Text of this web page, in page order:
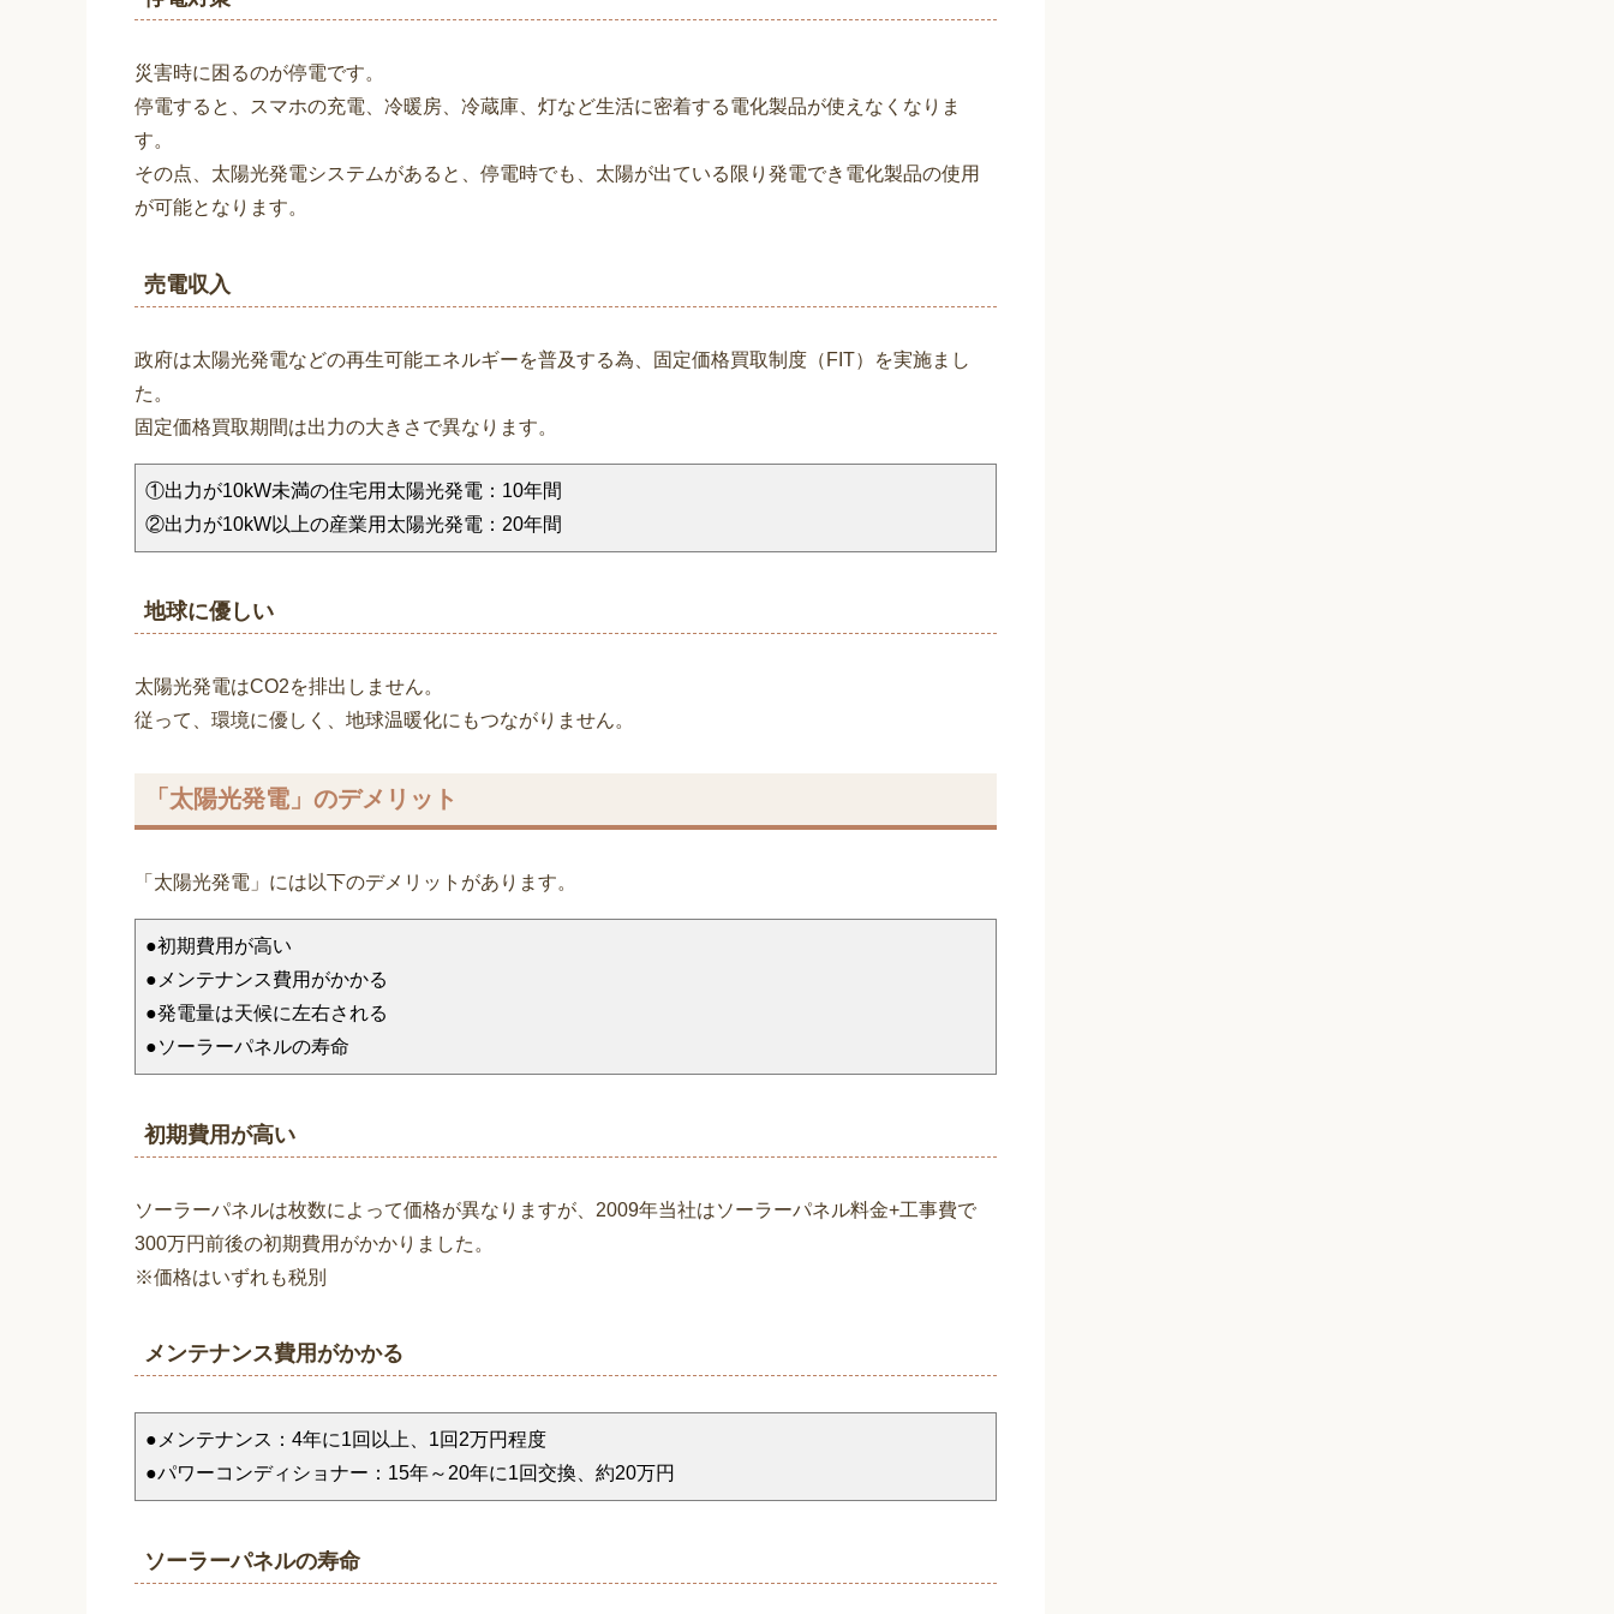
災害時に困るのが停電です。
停電すると、スマホの充電、冷暖房、冷蔵庫、灯など生活に密着する電化製品が使えなくなりま
す。
その点、太陽光発電システムがあると、停電時でも、太陽が出ている限り発電でき電化製品の使用
が可能となります。
売電収入
政府は太陽光発電などの再生可能エネルギーを普及する為、固定価格買取制度（FIT）を実施まし
た。
固定価格買取期間は出力の大きさで異なります。
①出力が10kW未満の住宅用太陽光発電：10年間
②出力が10kW以上の産業用太陽光発電：20年間
地球に優しい
太陽光発電はCO2を排出しません。
従って、環境に優しく、地球温暖化にもつながりません。
「太陽光発電」のデメリット
「太陽光発電」には以下のデメリットがあります。
●初期費用が高い
●メンテナンス費用がかかる
●発電量は天候に左右される
●ソーラーパネルの寿命
初期費用が高い
ソーラーパネルは枚数によって価格が異なりますが、2009年当社はソーラーパネル料金+工事費で
300万円前後の初期費用がかかりました。
※価格はいずれも税別
メンテナンス費用がかかる
●メンテナンス：4年に1回以上、1回2万円程度
●パワーコンディショナー：15年～20年に1回交換、約20万円
ソーラーパネルの寿命